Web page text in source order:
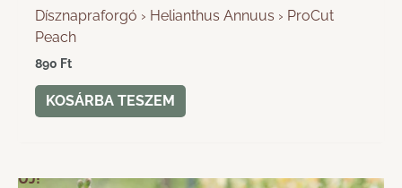
Dísznapraforgó › Helianthus Annuus › ProCut
Peach
890 Ft
KOSÁRBA TESZEM
ÚJ!